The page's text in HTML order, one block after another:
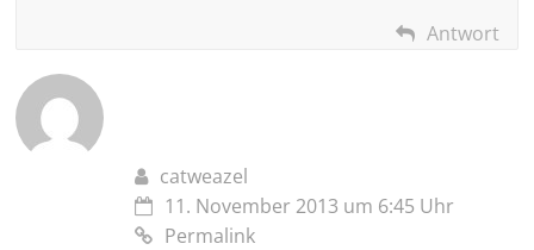
Antwort
catweazel
11. November 2013 um 6:45 Uhr
Permalink